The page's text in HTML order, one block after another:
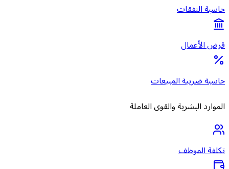
حاسبة النفقات
قرض الأعمال
حاسبة ضريبة المبيعات
الموارد البشرية والقوى العاملة
تكلفة الموظف